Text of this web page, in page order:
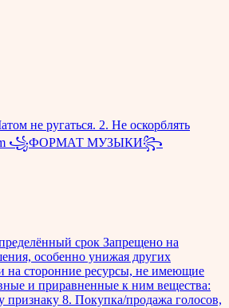
ругаться. 2. Не оскорблять
꧁ФОРМАТ МУЗЫКИ꧂
срок Запрещено на
особенно унижая других
на сторонние ресурсы, не имеющие
и приравненные к ним вещества:
признаку 8. Покупка/продажа голосов,